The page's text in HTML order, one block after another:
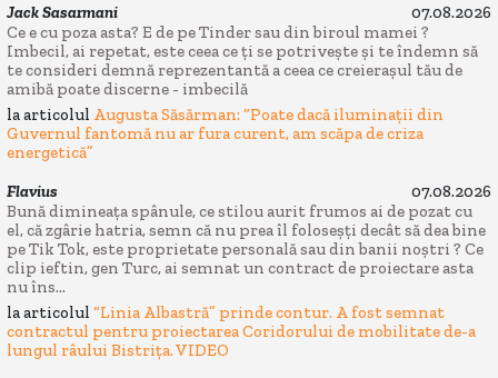
Jack Sasarmani
07.08.2026
Ce e cu poza asta? E de pe Tinder sau din biroul mamei ?
Imbecil, ai repetat, este ceea ce ți se potrivește și te îndemn să
te consideri demnă reprezentantă a ceea ce creierașul tău de
amibă poate discerne - imbecilă
la articolul Augusta Săsărman: “Poate dacă iluminații din
Guvernul fantomă nu ar fura curent, am scăpa de criza
energetică”
Flavius
07.08.2026
Bună dimineața spânule, ce stilou aurit frumos ai de pozat cu
el, că zgârie hatria, semn că nu prea îl foloseșți decât să dea bine
pe Tik Tok, este proprietate personală sau din banii noștri ? Ce
clip ieftin, gen Turc, ai semnat un contract de proiectare asta
nu îns...
la articolul “Linia Albastră” prinde contur. A fost semnat
contractul pentru proiectarea Coridorului de mobilitate de-a
lungul râului Bistrița. VIDEO